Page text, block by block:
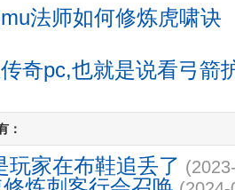
法师如何修炼虎啸诀
奇pc,也就是说看弓箭
：
玩家在布鞋追丢了